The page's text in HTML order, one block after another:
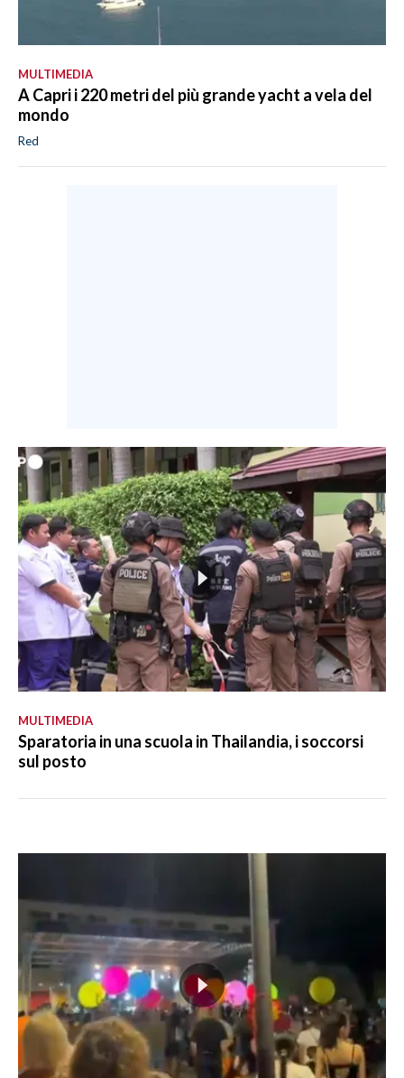
MULTIMEDIA
A Capri i 220 metri del più grande yacht a vela del
mondo
Red
MULTIMEDIA
Sparatoria in una scuola in Thailandia, i soccorsi
sul posto